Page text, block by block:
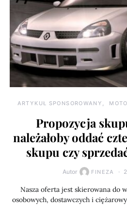
ARTYKUŁ SPONSOROWANY
Propozycja
należałoby oddać
skupu czy
Autor FINEZA
Nasza oferta jest skierowana do
osobowych, dostawczych i